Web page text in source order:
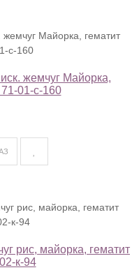
жемчуг Майорка,
01-с-160
рис, майорка, гематит
к-94